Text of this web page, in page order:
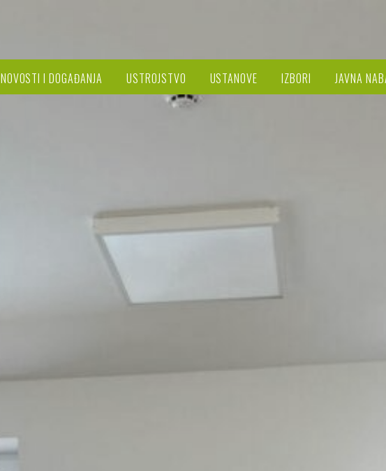
NOVOSTI I DOGAĐANJA USTROJSTVO USTANOVE IZBORI JAVNA